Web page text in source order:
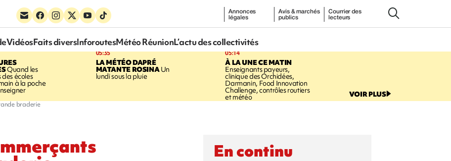
Annonces
légales
Avis & marchés
publics
Courrier des
lecteurs
VidéosFaits diversInforoutesMétéo RéunionL’actu des collectivités
Quand les
des écoles
à la poche
05:35
LA MÉTÉO DAPRÉ
MATANTE ROSINAUn
lundi sous la pluie
05:14
À LA UNE CE MATIN
Enseignants payeurs,
clinique des Orchidées,
Darmanin, Food Innovation
Challenge, contrôles routiers
et météo VOIR PLUS
braderie
En continu